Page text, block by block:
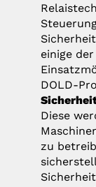
einige
DOLD-
Diese
zu